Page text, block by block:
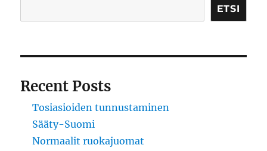
ETSI
Recent Posts
Tosiasioiden tunnustaminen
Sääty-Suomi
Normaalit ruokajuomat